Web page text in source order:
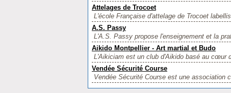
Attelages de Trocoet
L'école Française d'attelage de Trocoet
A.S. Passy
L'A.S. Passy propose l'enseignement et la
Aikido Montpellier - Art martial et Budo
L'Aikiciam est un club d'Aikido basé au cœur
Vendée Sécurité Course
Vendée Sécurité Course est une association